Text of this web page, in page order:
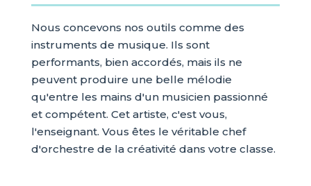
Nous concevons nos outils comme des
instruments de musique. Ils sont
performants, bien accordés, mais ils ne
peuvent produire une belle mélodie
qu'entre les mains d'un musicien passionné
et compétent. Cet artiste, c'est vous,
l'enseignant. Vous êtes le véritable chef
d'orchestre de la créativité dans votre classe.